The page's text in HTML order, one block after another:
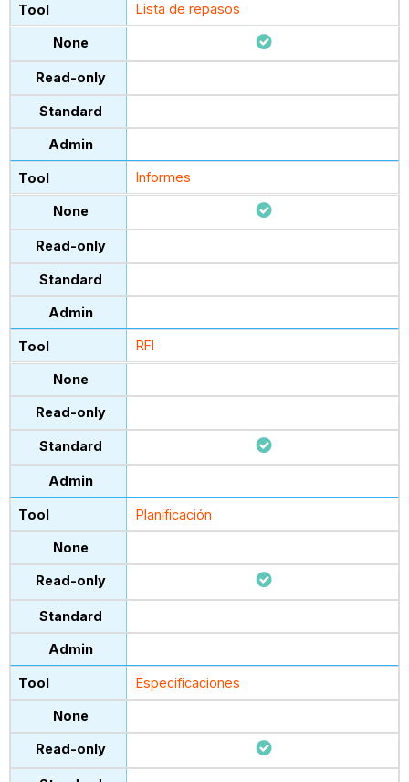
Lista de repasos
Informes
RFI
Planificación
Especificaciones